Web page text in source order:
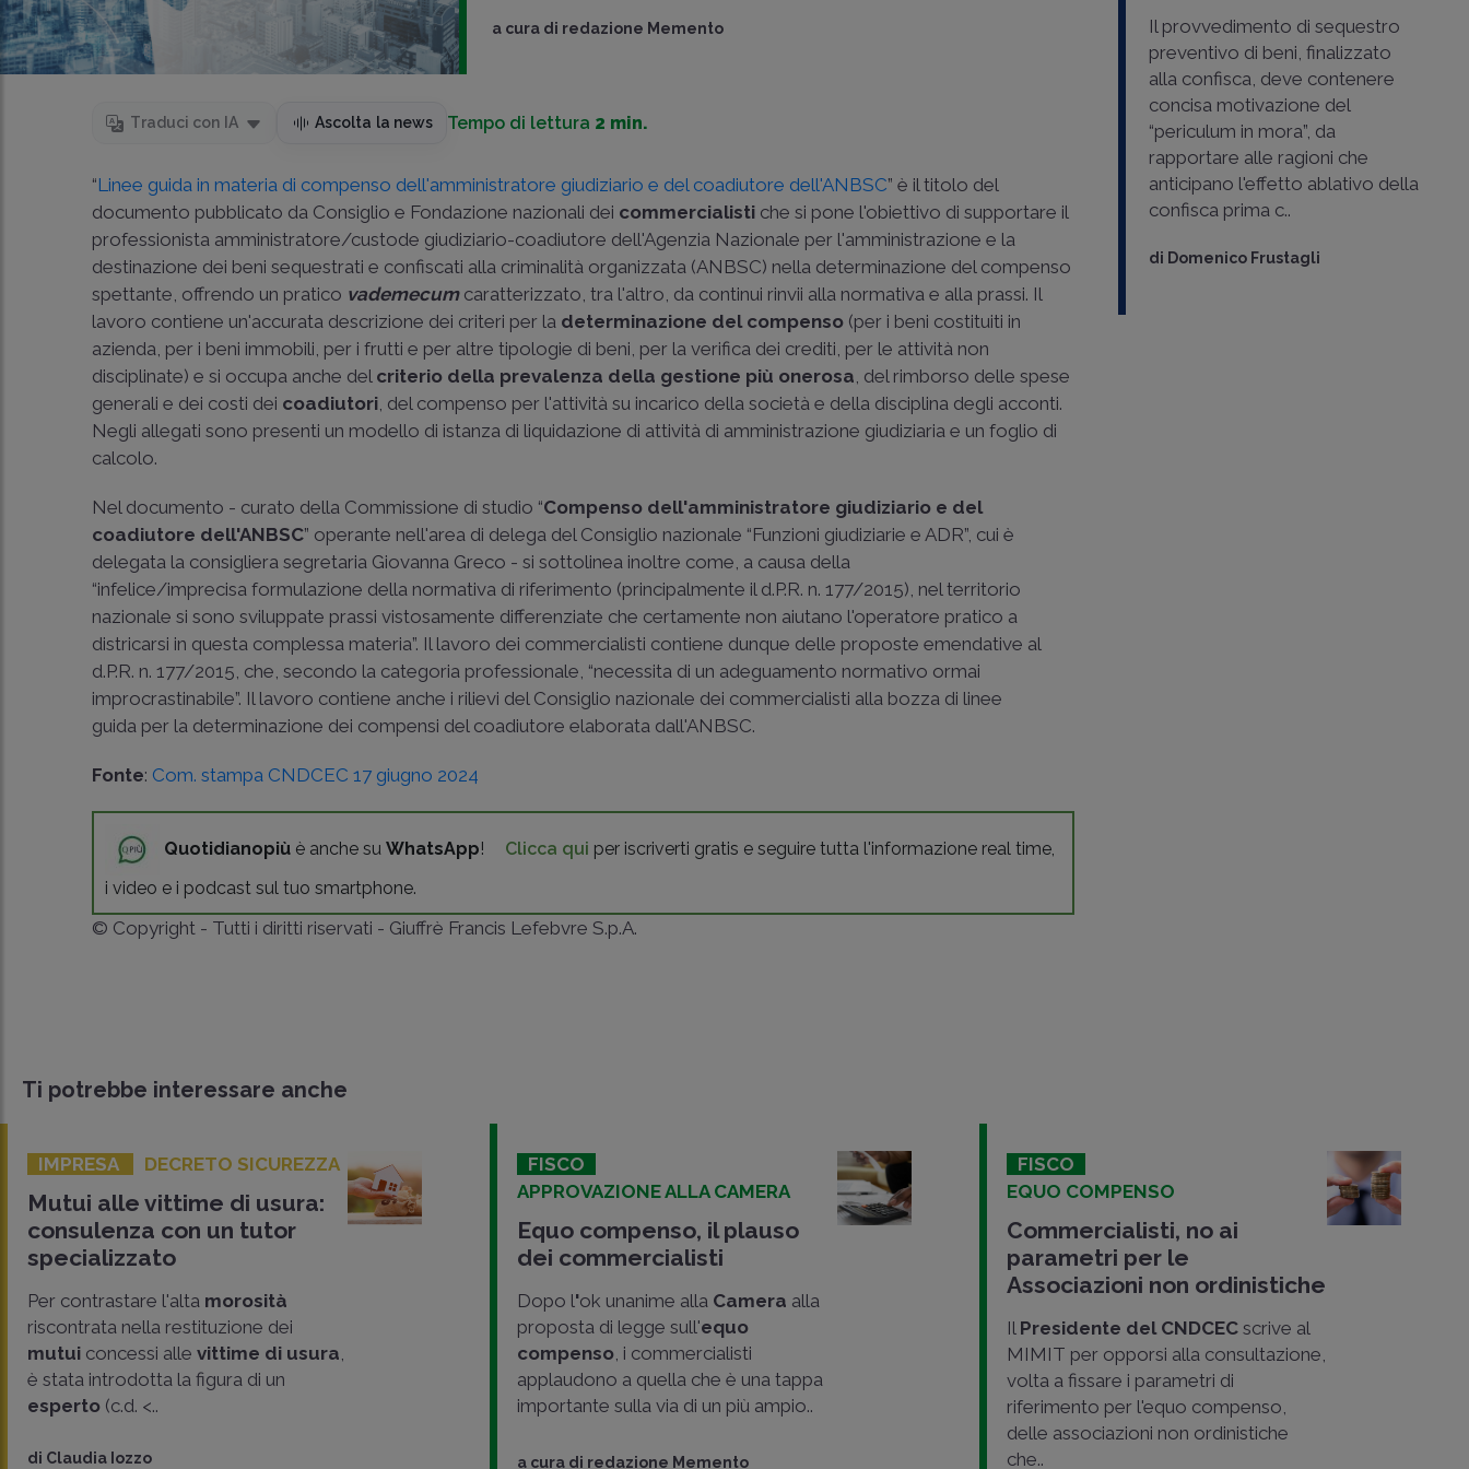
a cura di redazione Memento
SU
Traduci con IA Ascolta la news Tempo di lettura 2 min.
“Linee guida in materia di compenso dell'amministratore giudiziario e del coadiutore dell'ANBSC” è il titolo del
documento pubblicato da Consiglio e Fondazione nazionali dei commercialisti che si pone l'obiettivo di supportare il
professionista amministratore/custode giudiziario-coadiutore dell'Agenzia Nazionale per l'amministrazione e la
destinazione dei beni sequestrati e confiscati alla criminalità organizzata (ANBSC) nella determinazione del compenso
spettante, offrendo un pratico vademecum caratterizzato, tra l'altro, da continui rinvii alla normativa e alla prassi. Il
lavoro contiene un'accurata descrizione dei criteri per la determinazione del compenso (per i beni costituiti in
azienda, per i beni immobili, per i frutti e per altre tipologie di beni, per la verifica dei crediti, per le attività non
disciplinate) e si occupa anche del criterio della prevalenza della gestione più onerosa, del rimborso delle spese
generali e dei costi dei coadiutori, del compenso per l'attività su incarico della società e della disciplina degli acconti.
Negli allegati sono presenti un modello di istanza di liquidazione di attività di amministrazione giudiziaria e un foglio di
calcolo.
Nel documento - curato della Commissione di studio “Compenso dell'amministratore giudiziario e del
coadiutore dell'ANBSC” operante nell'area di delega del Consiglio nazionale “Funzioni giudiziarie e ADR”, cui è
delegata la consigliera segretaria Giovanna Greco - si sottolinea inoltre come, a causa della
“infelice/imprecisa formulazione della normativa di riferimento (principalmente il d.P.R. n. 177/2015), nel territorio
nazionale si sono sviluppate prassi vistosamente differenziate che certamente non aiutano l'operatore pratico a
districarsi in questa complessa materia”. Il lavoro dei commercialisti contiene dunque delle proposte emendative al
d.P.R. n. 177/2015, che, secondo la categoria professionale, “necessita di un adeguamento normativo ormai
improcrastinabile”. Il lavoro contiene anche i rilievi del Consiglio nazionale dei commercialisti alla bozza di linee
guida per la determinazione dei compensi del coadiutore elaborata dall'ANBSC.
Fonte: Com. stampa CNDCEC 17 giugno 2024
Quotidianopiù è anche suWhatsApp! Clicca qui per iscriverti gratis e seguire tutta l'informazione real time,
i video e i podcast sul tuo smartphone.
© Copyright - Tutti i diritti riservati - Giuffrè Francis Lefebvre S.p.A.
Il provvedimento di sequestro
preventivo di beni, finalizzato
alla confisca, deve contenere
concisa motivazione del
“periculum in mora”, da
rapportare alle ragioni che
anticipano l'effetto ablativo della
confisca prima c..
di Domenico Frustagli
Ti potrebbe interessare anche
IMPRESA DECRETO SICUREZZA
Mutui alle vittime di usura:
consulenza con un tutor
specializzato
Per contrastare l'alta morosità
riscontrata nella restituzione dei
mutui concessi alle vittime di usura,
è stata introdotta la figura di un
esperto (c.d. <..
di Claudia Iozzo
FISCO
APPROVAZIONE ALLA CAMERA
Equo compenso, il plauso
dei commercialisti
Dopo l'ok unanime alla Camera alla
proposta di legge sull'equo
compenso, i commercialisti
applaudono a quella che è una tappa
importante sulla via di un più ampio..
a cura di redazione Memento
FISCO
EQUO COMPENSO
Commercialisti, no ai
parametri per le
Associazioni non ordinistiche
Il Presidente del CNDCEC scrive al
MIMIT per opporsi alla consultazione,
volta a fissare i parametri di
riferimento per l'equo compenso,
delle associazioni non ordinistiche
che..